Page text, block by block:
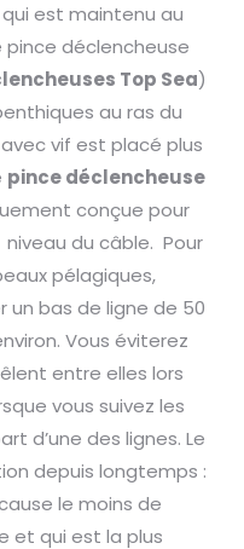
est maintenu au
déclencheuse
Top Sea)
au ras du
vif est placé plus
pince déclencheuse
conçue pour
du câble. Pour
pélagiques,
un bas de ligne de 50
Vous éviterez
entre elles lors
vous suivez les
d’une des lignes. Le
depuis longtemps :
le moins de
et qui est la plus